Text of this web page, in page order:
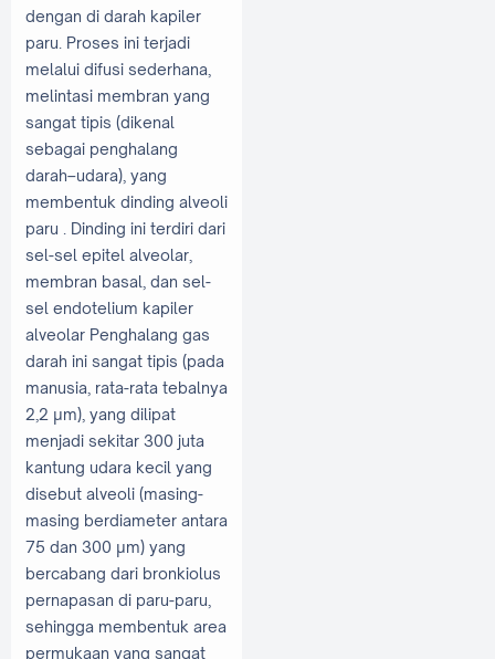
dengan di darah kapiler
paru. Proses ini terjadi
melalui difusi sederhana,
melintasi membran yang
sangat tipis (dikenal
sebagai penghalang
darah–udara), yang
membentuk dinding alveoli
paru . Dinding ini terdiri dari
sel-sel epitel alveolar,
membran basal, dan sel-
sel endotelium kapiler
alveolar Penghalang gas
darah ini sangat tipis (pada
manusia, rata-rata tebalnya
2,2 μm), yang dilipat
menjadi sekitar 300 juta
kantung udara kecil yang
disebut alveoli (masing-
masing berdiameter antara
75 dan 300 μm) yang
bercabang dari bronkiolus
pernapasan di paru-paru,
sehingga membentuk area
permukaan yang sangat